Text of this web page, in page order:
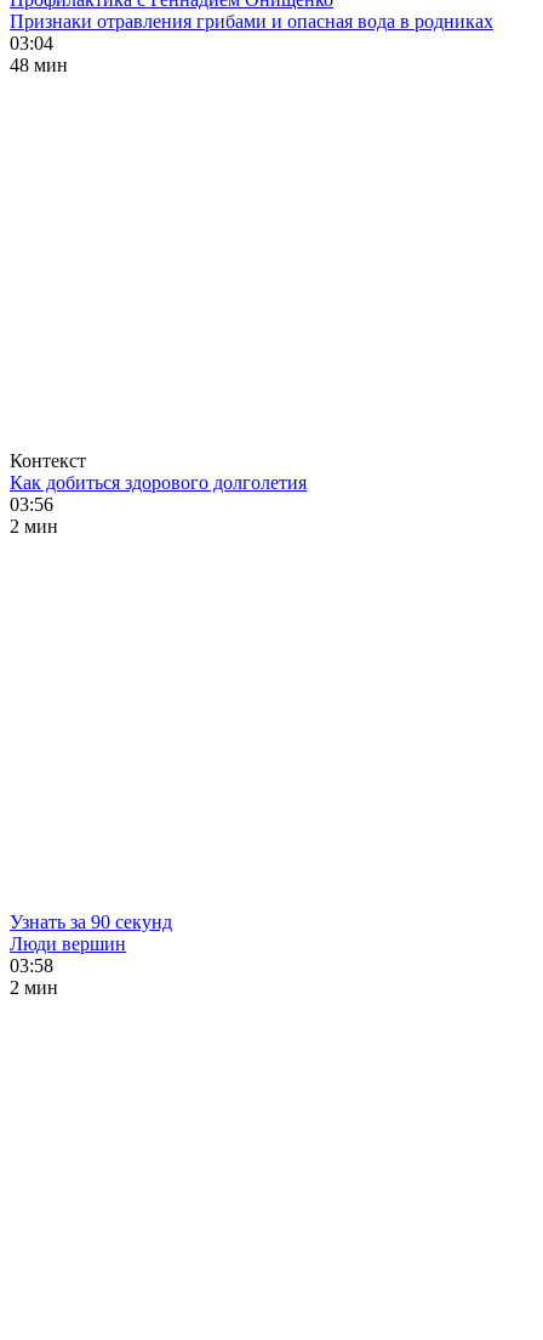
Признаки отравления грибами и опасная вода в родниках
03:04
48 мин
Контекст
Как добиться здорового долголетия
03:56
2 мин
Узнать за 90 секунд
Люди вершин
03:58
2 мин